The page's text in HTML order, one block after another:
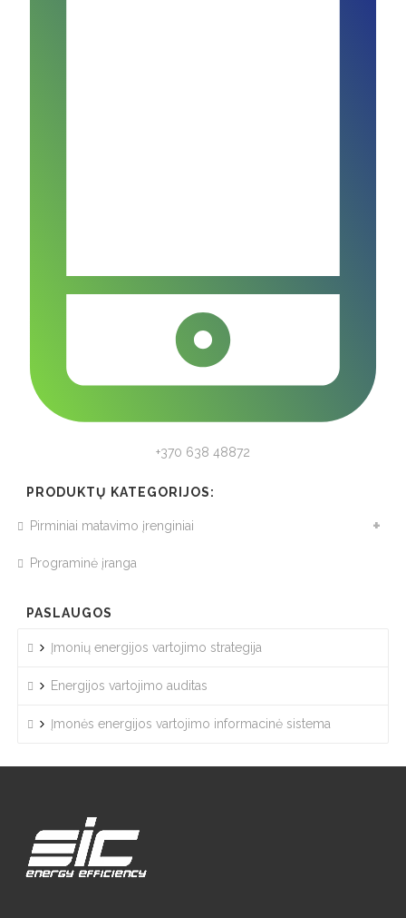
+370 638 48872
PRODUKTŲ KATEGORIJOS:
Pirminiai matavimo įrenginiai
Programinė įranga
PASLAUGOS
Įmonių energijos vartojimo strategija
Energijos vartojimo auditas
Įmonės energijos vartojimo informacinė sistema